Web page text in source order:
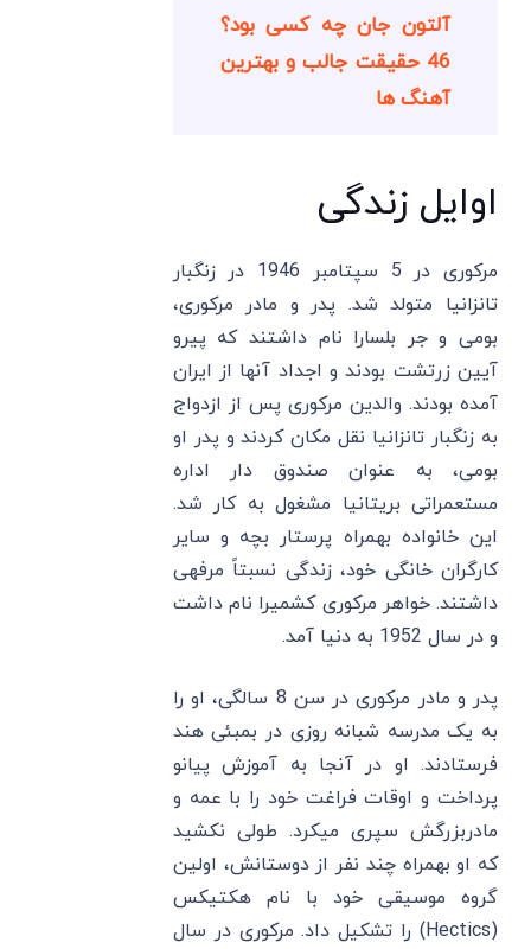
آلتون جان چه کسی بود؟
46 حقیقت جالب و بهترین
آهنگ ها
اوایل زندگی
مرکوری در 5 سپتامبر 1946 در زنگبار
تانزانیا متولد شد. پدر و مادر مرکوری،
بومی و جر بلسارا نام داشتند که پیرو
آیین زرتشت بودند و اجداد آنها از ایران
آمده بودند. والدین مرکوری پس از ازدواج
به زنگبار تانزانیا نقل مکان کردند و پدر او
بومی، به عنوان صندوق ‌دار اداره
مستعمراتی بریتانیا مشغول به کار شد.
این خانواده بهمراه پرستار بچه و سایر
کارگران خانگی خود، زندگی نسبتاً مرفهی
داشتند. خواهر مرکوری کشمیرا نام داشت
و در سال 1952 به دنیا آمد.
پدر و مادر مرکوری در سن 8 سالگی، او را
به یک مدرسه شبانه روزی در بمبئی هند
فرستادند. او در آنجا به آموزش پیانو
پرداخت و اوقات فراغت خود را با عمه و
مادربزرگش سپری میکرد. طولی نکشید
که او بهمراه چند نفر از دوستانش، اولین
گروه موسیقی خود با نام هکتیکس
(Hectics) را تشکیل داد. مرکوری در سال